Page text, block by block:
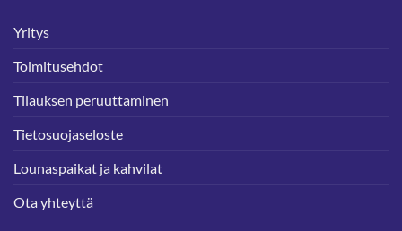
Yritys
Toimitusehdot
Tilauksen peruuttaminen
Tietosuojaseloste
Lounaspaikat ja kahvilat
Ota yhteyttä